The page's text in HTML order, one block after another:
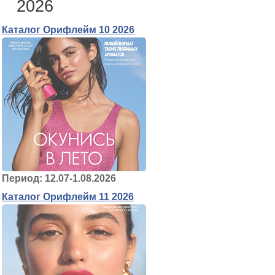
2026
Каталог Орифлейм 10 2026
Период: 12.07-1.08.2026
Каталог Орифлейм 11 2026